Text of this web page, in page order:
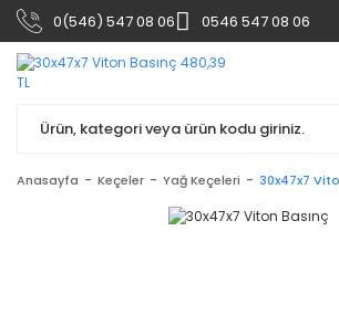
0(546) 547 08 06 0546 547 08 06
Anasayfa Keçeler Yağ Keçeleri 30x47x7